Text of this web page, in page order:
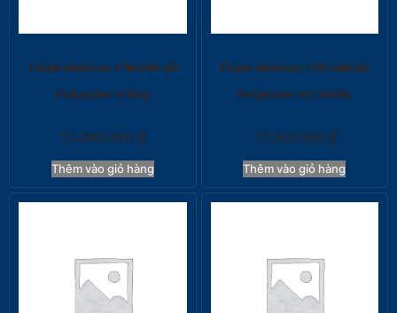
Thảm Maltino 170×240 vải
Polyester trắng
12.000.000 ₫
Thêm vào giỏ hàng
Thảm Maltino 170×240 vải
Polyester tự nhiên
12.000.000 ₫
Thêm vào giỏ hàng